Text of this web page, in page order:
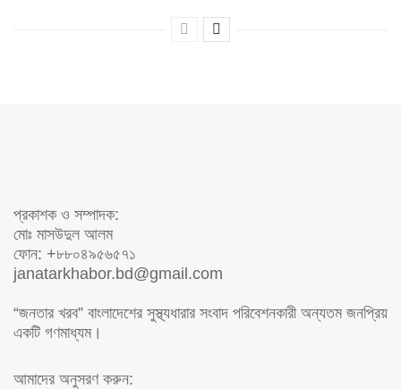
প্রকাশক ও সম্পাদক:
মোঃ মাসউদুল আলম
ফোন: +৮৮০৪৯৫৬৫৭১
janatarkhabor.bd@gmail.com
“জনতার খরব” বাংলাদেশের সুস্থ্যধারার সংবাদ পরিবেশনকারী অন্যতম জনপ্রিয়
একটি গণমাধ্যম।
আমাদের অনুসরণ করুন: